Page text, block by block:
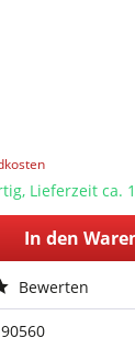
Lieferzeit ca.
In den
Bewerten
90560